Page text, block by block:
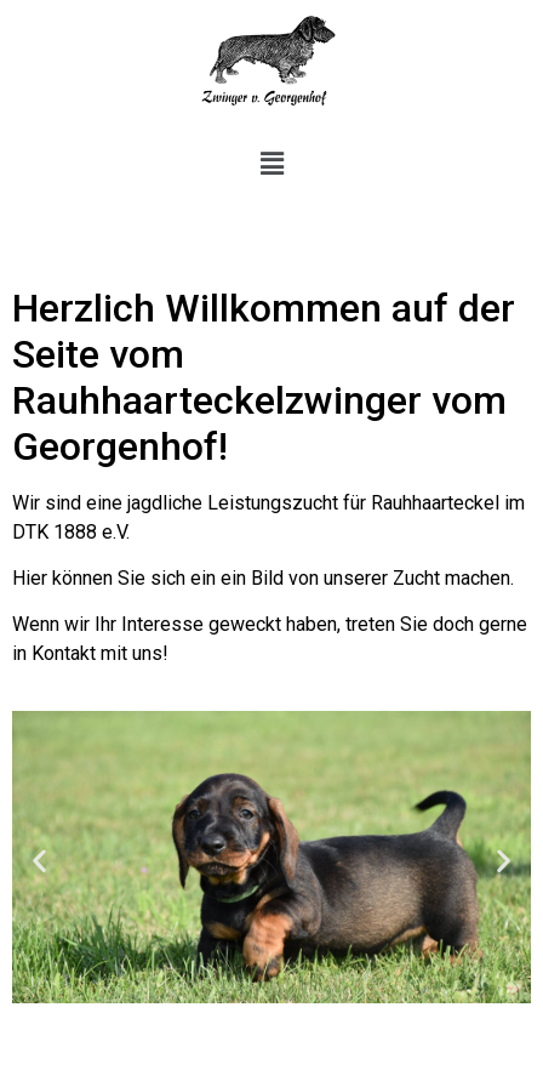
Herzlich Willkommen auf der
Seite vom
Rauhhaarteckelzwinger vom
Georgenhof!
Wir sind eine jagdliche Leistungszucht für Rauhhaarteckel im
DTK 1888 e.V.
Hier können Sie sich ein ein Bild von unserer Zucht machen.
Wenn wir Ihr Interesse geweckt haben, treten Sie doch gerne
in Kontakt mit uns!